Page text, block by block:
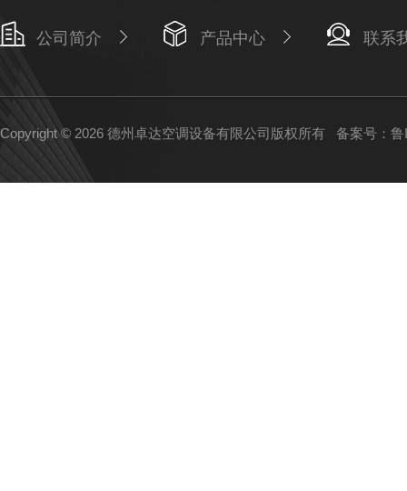
公司简介 产品中心 联系
Copyright © 2026 德州卓达空调设备有限公司版权所有 备案号：